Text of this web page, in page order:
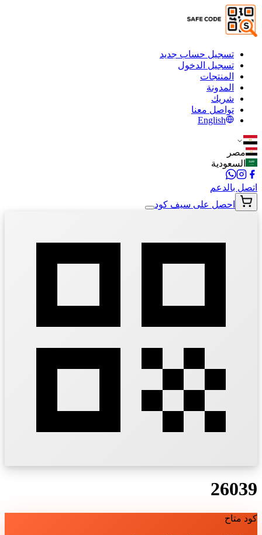
تسجيل حساب جديد
تسجيل الدخول
المنتجات
المدونة
شريك
تواصل معنا
English
مصر
السعودية
اتصل بالدعم
احصل على سيف كود
26039
كود متاح